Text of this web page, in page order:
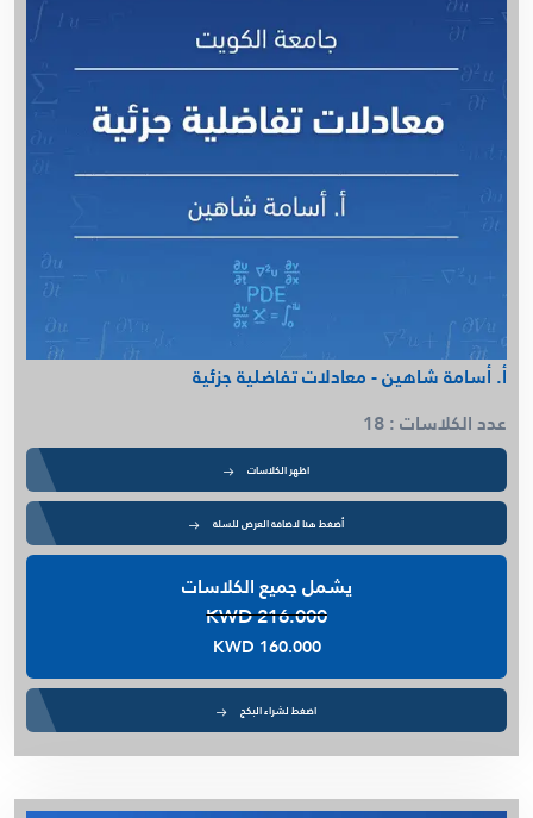
أ. أسامة شاهين - معادلات تفاضلية جزئية
عدد الكلاسات : 18
اظهر الكلاسات
أضغط هنا لاضافة العرض للسلة
يشمل جميع الكلاسات
KWD 216.000
KWD 160.000
اضغط لشراء البكج